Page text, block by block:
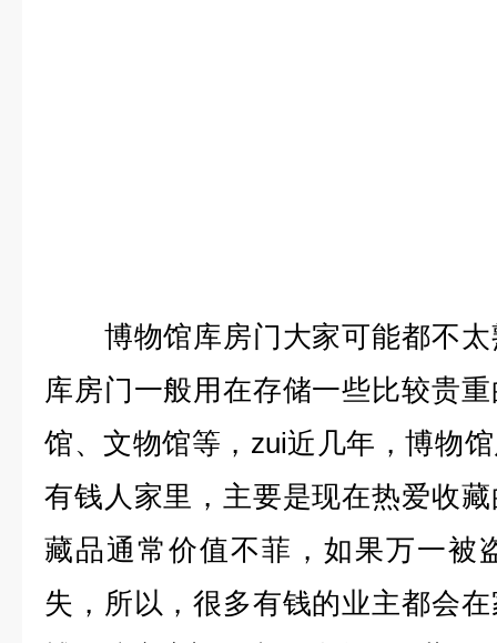
博物馆库房门大家可能都不太
库房门一般用在存储一些比较贵
馆、文物馆等，zui近几年，博物
有钱人家里，主要是现在热爱收
藏品通常价值不菲，如果万一被
失，所以，很多有钱的业主都会